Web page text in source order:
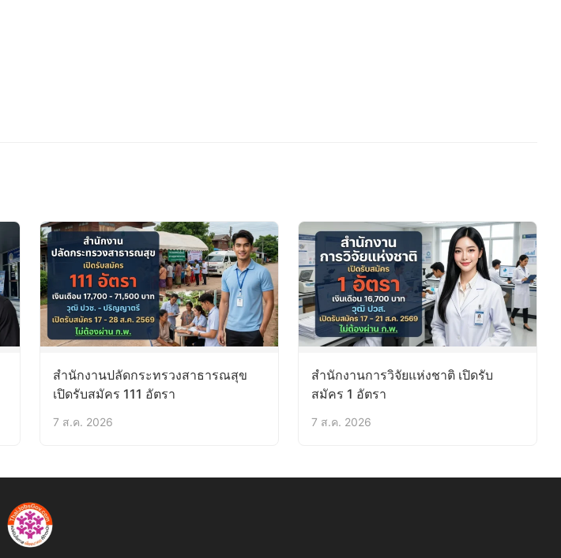
สำนักงานปลัดกระทรวงสาธารณสุข
เปิดรับสมัคร 111 อัตรา
7 ส.ค. 2026
สำนักงานการวิจัยแห่งชาติ เปิดรับ
สมัคร 1 อัตรา
7 ส.ค. 2026